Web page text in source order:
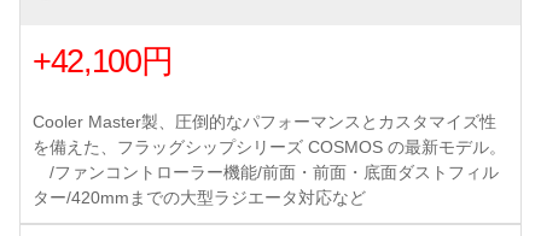
+42,100円
Cooler Master製、圧倒的なパフォーマンスとカスタマイズ性
を備えた、フラッグシップシリーズ COSMOS の最新モデル。
/ファンコントローラー機能/前面・前面・底面ダストフィル
ター/420mmまでの大型ラジエータ対応など